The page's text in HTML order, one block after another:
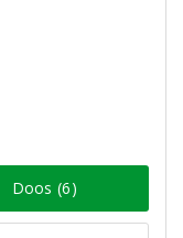
Doos (6)